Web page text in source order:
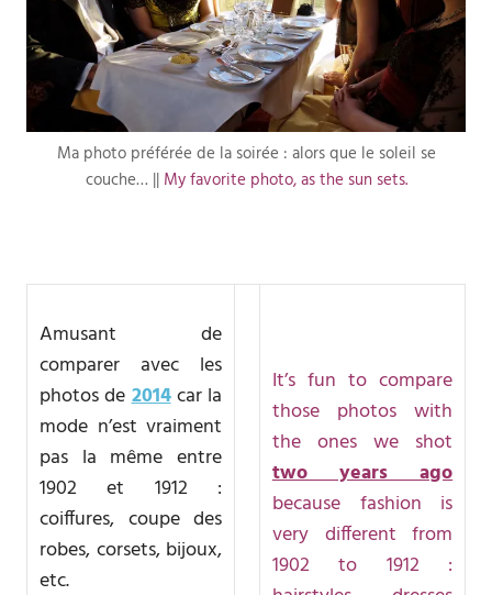
Ma photo préférée de la soirée : alors que le soleil se
couche… || My favorite photo, as the sun sets.
Amusant de
comparer avec les
photos de2014car la
mode n’est vraiment
pas la même entre
1902 et 1912 :
coiffures, coupe des
robes, corsets, bijoux,
etc.
It’s fun to compare
those photos with
the ones we shot
two years ago
because fashion is
very different from
1902 to 1912 :